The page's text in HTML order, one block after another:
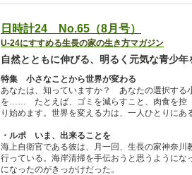
日時計24 No.65（8月号）
U-24にすすめる生長の家の生き方マガジン
自然とともに伸びる、明るく元気な青少年
特集 小さなことから世界が変わる
あなたは、知っていますか？ あなたの選択する
を…… たとえば、ゴミを減らすこと、肉食を控
り始めます。世界を変える力は、一人ひとりにあ
・ルポ いま、出来ることを
海上自衛官である彼は、月一回、生長の家神奈
行っている。海岸清掃を手伝おうと思うように
になったのがきっかけだった。